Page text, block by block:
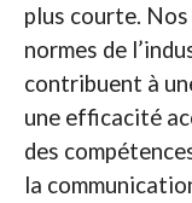
plus courte.
normes de
contribuent à
une efficacité
des
la